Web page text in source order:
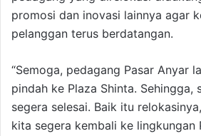
promosi dan inovasi lainnya agar
pelanggan terus berdatangan.
“Semoga, pedagang Pasar Anyar
pindah ke Plaza Shinta. Sehingga,
segera selesai. Baik itu
kita segera kembali ke lingkungan